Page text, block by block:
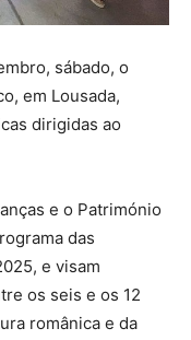
sábado, o
em Lousada,
dirigidas ao
e o Património
das
e visam
os seis e os 12
românica e da